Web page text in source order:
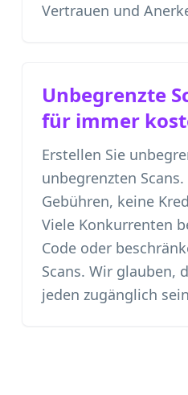
Vertrauen und
Unbegrenzte
für immer
Erstellen Sie
unbegrenzten
Gebühren, keine
Viele Konkurrenten
Code oder
Scans. Wir glauben,
jeden zugänglich